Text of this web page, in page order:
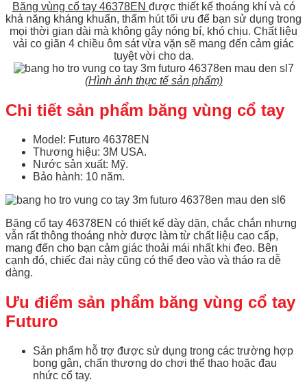
Băng vùng cổ tay 46378EN được thiết kế thoáng khí và có
khả năng kháng khuẩn, thấm hút tối ưu để bạn sử dụng trong
mọi thời gian dài mà không gây nóng bí, khó chịu. Chất liệu
vải co giãn 4 chiều ôm sát vừa vặn sẽ mang đến cảm giác
tuyệt vời cho da.
(Hình ảnh thực tế sản phẩm)
Chi tiết sản phẩm băng vùng cổ tay
Model: Futuro 46378EN
Thương hiệu: 3M USA.
Nước sản xuất: Mỹ.
Bảo hành: 10 năm.
Băng cổ tay 46378EN có thiết kế dày dặn, chắc chắn nhưng
vẫn rất thông thoáng nhờ được làm từ chất liệu cao cấp,
mang đến cho bạn cảm giác thoải mái nhất khi đeo. Bên
cạnh đó, chiếc đai này cũng có thể đeo vào và tháo ra dễ
dàng.
Ưu điểm sản phẩm băng vùng cổ tay
Futuro
Sản phẩm hỗ trợ được sử dụng trong các trường hợp
bong gân, chấn thương do chơi thể thao hoặc đau
nhức cổ tay.